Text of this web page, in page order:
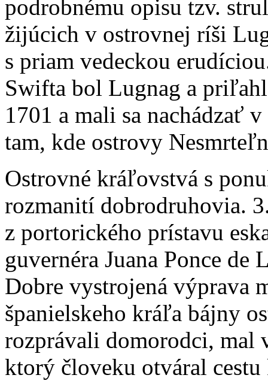
podrobnému opisu tzv.
žijúcich v ostrovnej ríši
s priam vedeckou
Swifta bol Lugnag a
1701 a mali sa nachádzať
tam, kde ostrovy
Ostrovné kráľovstvá s
rozmanití dobrodruhovia.
z portorického prístavu
guvernéra Juana Ponce
Dobre vystrojená výprava
španielskeho kráľa bájny
rozprávali domorodci, mal
ktorý človeku otváral